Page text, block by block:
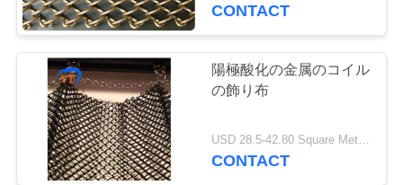
ニ
CONTACT
陽極酸化の金属のコイル
の飾り布
USD 28.5-42.80 Square Meters MOQ:10平方メートル
CONTACT